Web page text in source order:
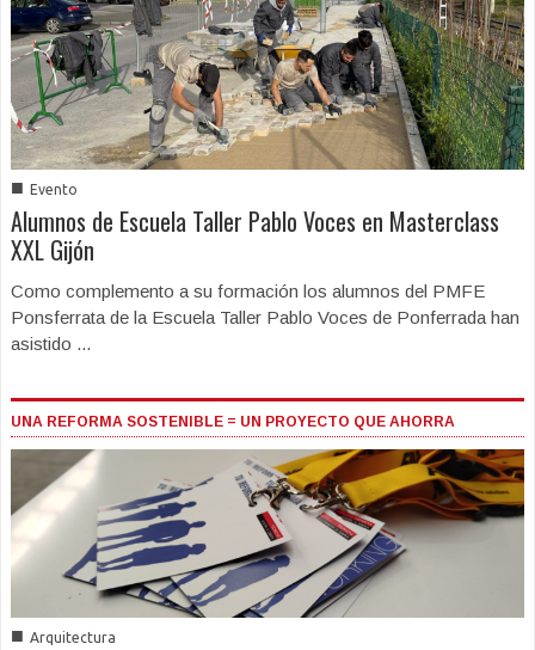
■ Evento
Alumnos de Escuela Taller Pablo Voces en Masterclass
XXL Gijón
Como complemento a su formación los alumnos del PMFE
Ponsferrata de la Escuela Taller Pablo Voces de Ponferrada han
asistido ...
UNA REFORMA SOSTENIBLE = UN PROYECTO QUE AHORRA
■ Arquitectura